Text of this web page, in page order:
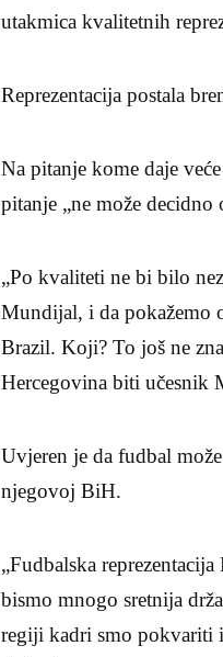
utakmica kvalitetnih
Reprezentacija postala
Na pitanje kome daje
pitanje „ne može
„Po kvaliteti ne bi bilo
Mundijal, i da pokažemo
Brazil. Koji? To još ne
Hercegovina biti učesnik
Uvjeren je da fudbal
njegovoj BiH.
„Fudbalska
bismo mnogo sretnija
regiji kadri smo pokvariti